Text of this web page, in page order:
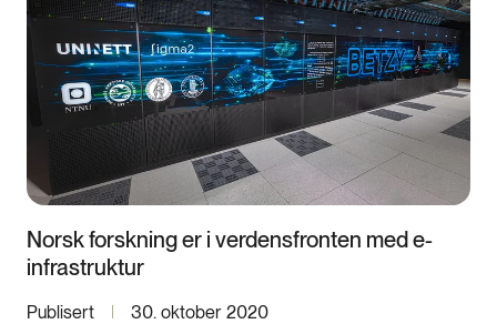
Norsk forskning er i verdensfronten med e-
infrastruktur
Publisert 30. oktober 2020